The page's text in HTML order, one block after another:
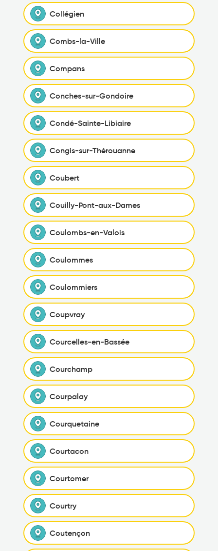
Collégien
Combs-la-Ville
Compans
Conches-sur-Gondoire
Condé-Sainte-Libiaire
Congis-sur-Thérouanne
Coubert
Couilly-Pont-aux-Dames
Coulombs-en-Valois
Coulommes
Coulommiers
Coupvray
Courcelles-en-Bassée
Courchamp
Courpalay
Courquetaine
Courtacon
Courtomer
Courtry
Coutençon